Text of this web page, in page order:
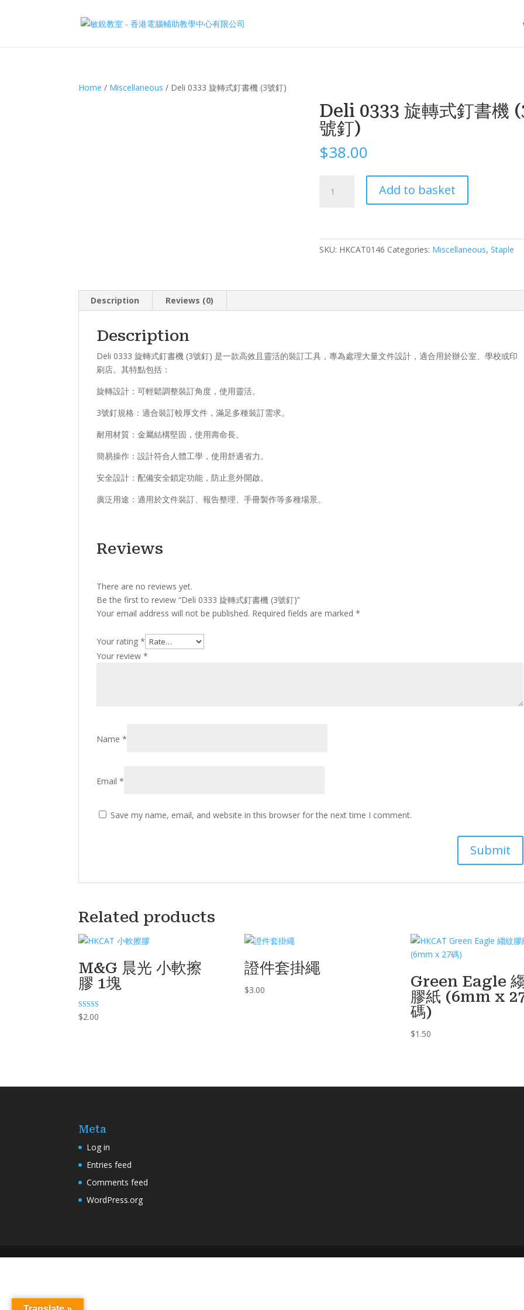
Home / Miscellaneous / Deli 0333 旋轉式釘書機 (3號釘)
Deli 0333 旋轉式釘書機
號釘)
$38.00
0333
釘
(3
Add to basket
SKU: HKCAT0146 Categories: Miscellaneous,Staple
Description Reviews (0)
Description
Deli 0333 旋轉式釘書機 (3號釘) 是一款高效且靈活的裝訂工具，專為處理大量文件設計，適合用於辦公室、學校或印
刷店。其特點包括：
旋轉設計：可輕鬆調整裝訂角度，使用靈活。
3號釘規格：適合裝訂較厚文件，滿足多種裝訂需求。
耐用材質：金屬結構堅固，使用壽命長。
簡易操作：設計符合人體工學，使用舒適省力。
安全設計：配備安全鎖定功能，防止意外開啟。
廣泛用途：適用於文件裝訂、報告整理、手冊製作等多種場景。
Reviews
There are no reviews yet.
Be the first to review “Deli 0333 旋轉式釘書機 (3號釘)”
Your email address will not be published. Required fields are marked*
Your rating*
Your review*
Name*
Email*
Save my name, email, and website in this browser for the next time I comment.
Related products
M&G 晨光 小軟擦
膠 1塊
Rated
5.00
$2.00
證件套掛繩
$3.00
Green Eagle
膠紙 (6mm x
碼)
$1.50
Meta
Log in
Entries feed
Comments feed
WordPress.org